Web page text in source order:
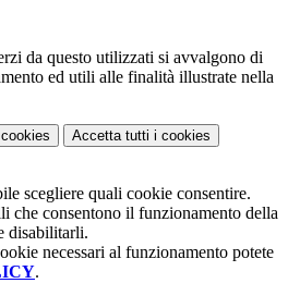
da questo utilizzati si avvalgono di
ed utili alle finalità illustrate nella
Accetta tutti i cookies
scegliere quali cookie consentire.
che consentono il funzionamento della
disabilitarli.
necessari al funzionamento potete
.